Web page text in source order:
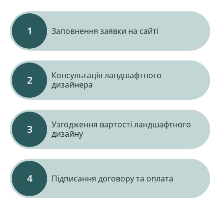
Заповнення заявки на сайті
Консультація ландшафтного
дизайнера
Узгодження вартості ландшафтного
дизайну
Підписання договору та оплата